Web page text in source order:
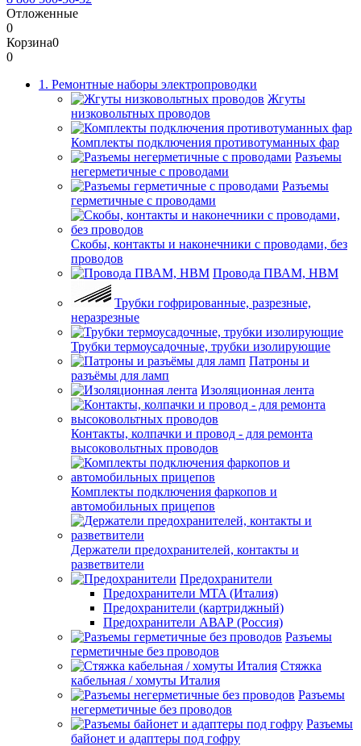
Отложенные
0
Корзина0
0
1. Ремонтные наборы электропроводки
Жгуты
низковольтных проводов
Комплекты подключения противотуманных фар
Разъемы
негерметичные с проводами
Разъемы
герметичные с проводами
Скобы, контакты и наконечники с проводами, без
проводов
Провода ПВАМ, НВМ
Трубки гофрированные, разрезные,
неразрезные
Трубки термоусадочные, трубки изолирующие
Патроны и
разъёмы для ламп
Изоляционная лента
Контакты, колпачки и провод - для ремонта
высоковольтных проводов
Комплекты подключения фаркопов и
автомобильных прицепов
Держатели предохранителей, контакты и
разветвители
Предохранители
Предохранители MTA (Италия)
Предохранители (картриджный)
Предохранители АВАР (Россия)
Разъемы
герметичные без проводов
Стяжка
кабельная / хомуты Италия
Разъемы
негерметичные без проводов
Разъемы
байонет и адаптеры под гофру